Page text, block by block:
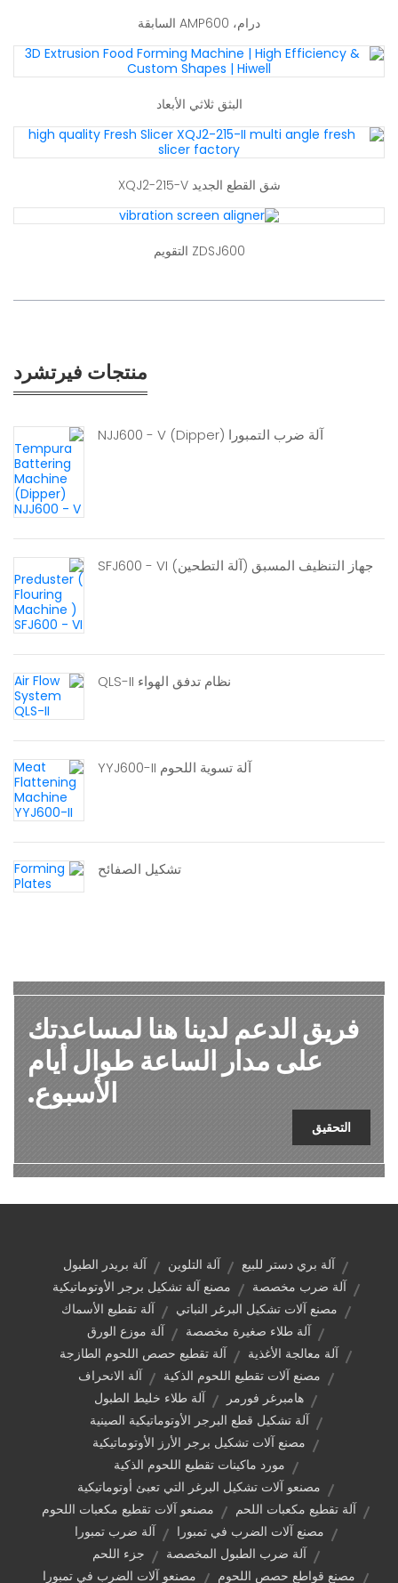
درام، AMP600 السابقة
البثق ثلاثي الأبعاد
شق القطع الجديد XQJ2-215-V
ZDSJ600 التقويم
منتجات فيرتشرد
آلة ضرب التمبورا (Dipper) NJJ600 - V
جهاز التنظيف المسبق (آلة التطحين) SFJ600 - VI
نظام تدفق الهواء QLS-II
آلة تسوية اللحوم YYJ600-II
تشكيل الصفائح
فريق الدعم لدينا هنا لمساعدتك
على مدار الساعة طوال أيام
الأسبوع.
التحقيق
آلة بري دستر للبيع آلة التلوين
آلة بريدر الطبول
آلة ضرب مخصصة
مصنع آلة تشكيل برجر الأوتوماتيكية
مصنع آلات تشكيل البرغر النباتي
آلة تقطيع الأسماك
آلة طلاء صغيرة مخصصة
آلة موزع الورق
آلة معالجة الأغذية
آلة تقطيع حصص اللحوم الطازجة
مصنع آلات تقطيع اللحوم الذكية
آلة الانحراف
هامبرغر فورمر
آلة طلاء خليط الطبول
آلة تشكيل قطع البرجر الأوتوماتيكية الصينية
مصنع آلات تشكيل برجر الأرز الأوتوماتيكية
مورد ماكينات تقطيع اللحوم الذكية
مصنعو آلات تشكيل البرغر التي تعبئ أوتوماتيكية
آلة تقطيع مكعبات اللحم
مصنعو آلات تقطيع مكعبات اللحوم
مصنع آلات الضرب في تمبورا
آلة ضرب تمبورا
آلة ضرب الطبول المخصصة
جزء اللحم
مصنع قواطع حصص اللحوم
مصنعو آلات الضرب في تمبورا